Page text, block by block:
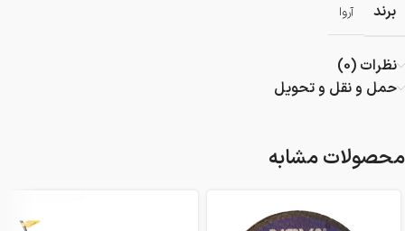
برند آروا
نظرات (0)
حمل و نقل و تحویل
محصولات مشابه